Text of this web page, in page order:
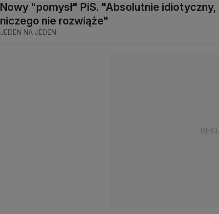
Nowy "pomysł" PiS. "Absolutnie idiotyczny,
niczego nie rozwiąże"
JEDEN NA JEDEN